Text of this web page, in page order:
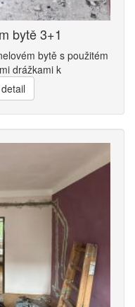
bytě 3+1
bytě s použitém
drážkami k
detail